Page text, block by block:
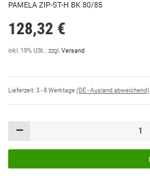
PAMELA ZIP-ST-H BK 80/85
128,32 €
inkl. 19% USt. , zzgl. Versand
Lieferzeit: 3 - 8 Werktage (DE - Ausland abweichend)